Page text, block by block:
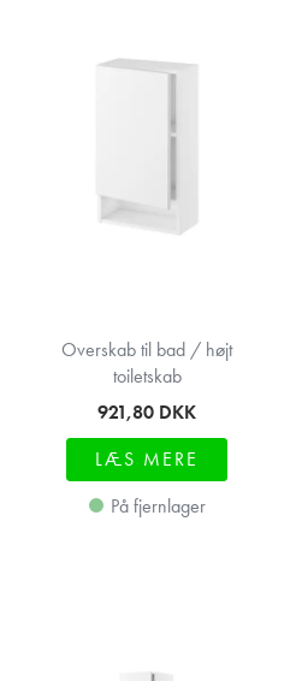
Overskab til bad / højt
toiletskab
921,80 DKK
LÆS MERE
På fjernlager